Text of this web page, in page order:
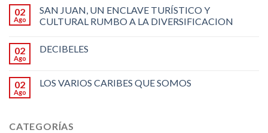
02
Ago
SAN JUAN, UN ENCLAVE TURÍSTICO Y
CULTURAL RUMBO A LA DIVERSIFICACION
02
Ago
DECIBELES
02
Ago
LOS VARIOS CARIBES QUE SOMOS
CATEGORÍAS